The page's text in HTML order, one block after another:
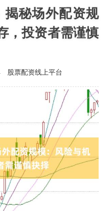
揭秘场外配资规
，投资者需谨慎
股票配资线上平台